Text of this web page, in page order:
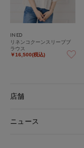
INED
リネンコクーンスリーブブ
ラウス
￥16,500(税込)
店舗
ニュース